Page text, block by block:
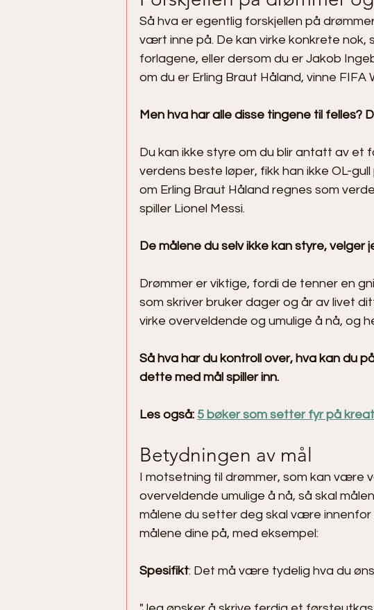
Så hva er egentlig forskjellen på
vært inne på. De kan virke konkrete
forlagene, eller dersom du er Jakob
om du er Erling Braut Håland, vinne FIFA
Men hva har alle disse tingene til felles?
Du kan ikke styre om du blir antatt av et
verdens beste løper, fikk han ikke OL-
om Erling Braut Håland regnes som
spiller Lionel Messi.
De målene du selv ikke kan styre, velger
Drømmer er viktige, fordi de tenner en
som skriver bruker dager og år av livet
virke overveldende og umulige å nå, og
Så hva har du kontroll over, hva kan du
dette med mål spiller inn.
Les også: 5 bøker som setter fyr på
Betydningen av mål
I motsetning til drømmer, som kan være
overveldende umulige å nå, så skal
målene du setter deg skal være innenfor
målene dine på, med eksempel:
Spesifikt: Det må være tydelig hva du